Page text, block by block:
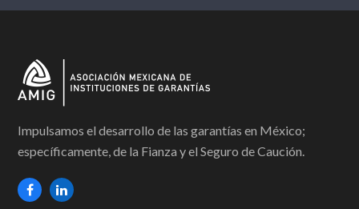
Impulsamos el desarrollo de las garantías en México;
específicamente, de la Fianza y el Seguro de Caución.
F
L